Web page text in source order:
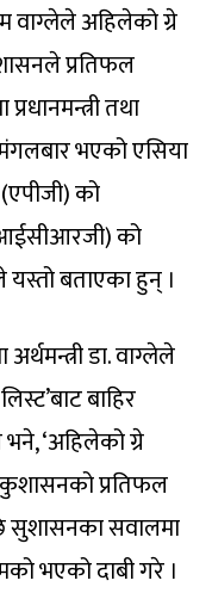
वाग्लेले अहिलेको ग्रे
प्रतिफल
तथा
भएको एसिया
को
को
बताएका हुन् ।
डा. वाग्लेले
बाहिर
‘अहिलेको ग्रे
प्रतिफल
सुशासनका सवालमा
भएको दाबी गरे ।